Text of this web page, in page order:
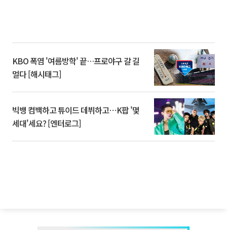
KBO 폭염 '여름방학' 끝…프로야구 갈 길
멀다 [해시태그]
빅뱅 컴백하고 튜이드 데뷔하고⋯K팝 '몇
세대'세요? [엔터로그]